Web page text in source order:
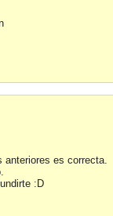
es correcta.
:D